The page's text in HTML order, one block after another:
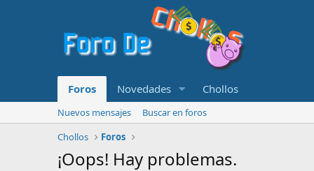
Foros Novedades Chollos
Nuevos mensajes
Buscar en foros
Chollos
Foros
¡Oops! Hay problemas.